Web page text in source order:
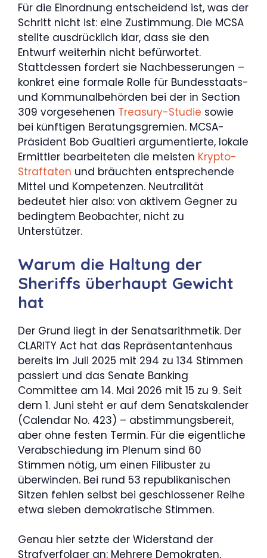
Für die Einordnung entscheidend ist, was der
Schritt nicht ist: eine Zustimmung. Die MCSA
stellte ausdrücklich klar, dass sie den
Entwurf weiterhin nicht befürwortet.
Stattdessen fordert sie Nachbesserungen –
konkret eine formale Rolle für Bundesstaats-
und Kommunalbehörden bei der in Section
309 vorgesehenen Treasury-Studie sowie
bei künftigen Beratungsgremien. MCSA-
Präsident Bob Gualtieri argumentierte, lokale
Ermittler bearbeiteten die meisten Krypto-
Straftaten und bräuchten entsprechende
Mittel und Kompetenzen. Neutralität
bedeutet hier also: von aktivem Gegner zu
bedingtem Beobachter, nicht zu
Unterstützer.
Warum die Haltung der
Sheriffs überhaupt Gewicht
hat
Der Grund liegt in der Senatsarithmetik. Der
CLARITY Act hat das Repräsentantenhaus
bereits im Juli 2025 mit 294 zu 134 Stimmen
passiert und das Senate Banking
Committee am 14. Mai 2026 mit 15 zu 9. Seit
dem 1. Juni steht er auf dem Senatskalender
(Calendar No. 423) – abstimmungsbereit,
aber ohne festen Termin. Für die eigentliche
Verabschiedung im Plenum sind 60
Stimmen nötig, um einen Filibuster zu
überwinden. Bei rund 53 republikanischen
Sitzen fehlen selbst bei geschlossener Reihe
etwa sieben demokratische Stimmen.
Genau hier setzte der Widerstand der
Strafverfolger an: Mehrere Demokraten,